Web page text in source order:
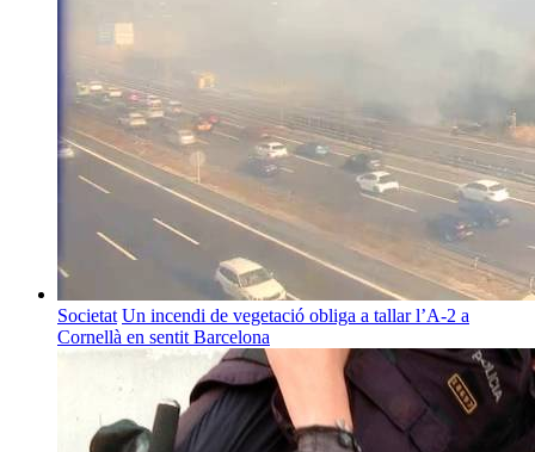
Societat Un incendi de vegetació obliga a tallar l’A-2 a
Cornellà en sentit Barcelona